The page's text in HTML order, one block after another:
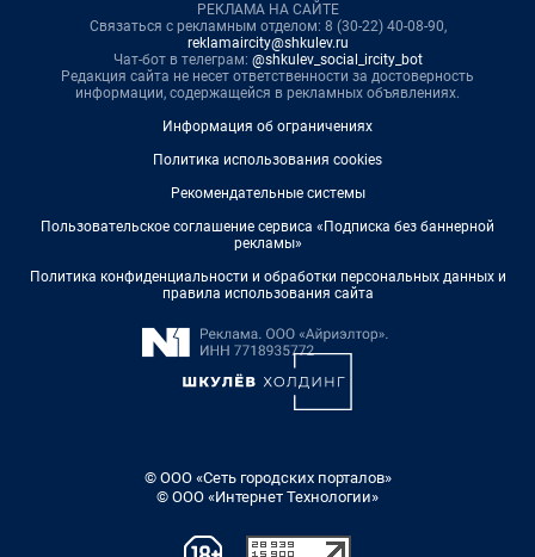
РЕКЛАМА НА САЙТЕ
Связаться с рекламным отделом: 8 (30-22) 40-08-90,
reklamaircity@shkulev.ru
Чат-бот в телеграм: @shkulev_social_ircity_bot
Редакция сайта не несет ответственности за достоверность
информации, содержащейся в рекламных объявлениях.
Информация об ограничениях
Политика использования cookies
Рекомендательные системы
Пользовательское соглашение сервиса «Подписка без баннерной
рекламы»
Политика конфиденциальности и обработки персональных данных и
правила использования сайта
© ООО «Сеть городских порталов»
© ООО «Интернет Технологии»